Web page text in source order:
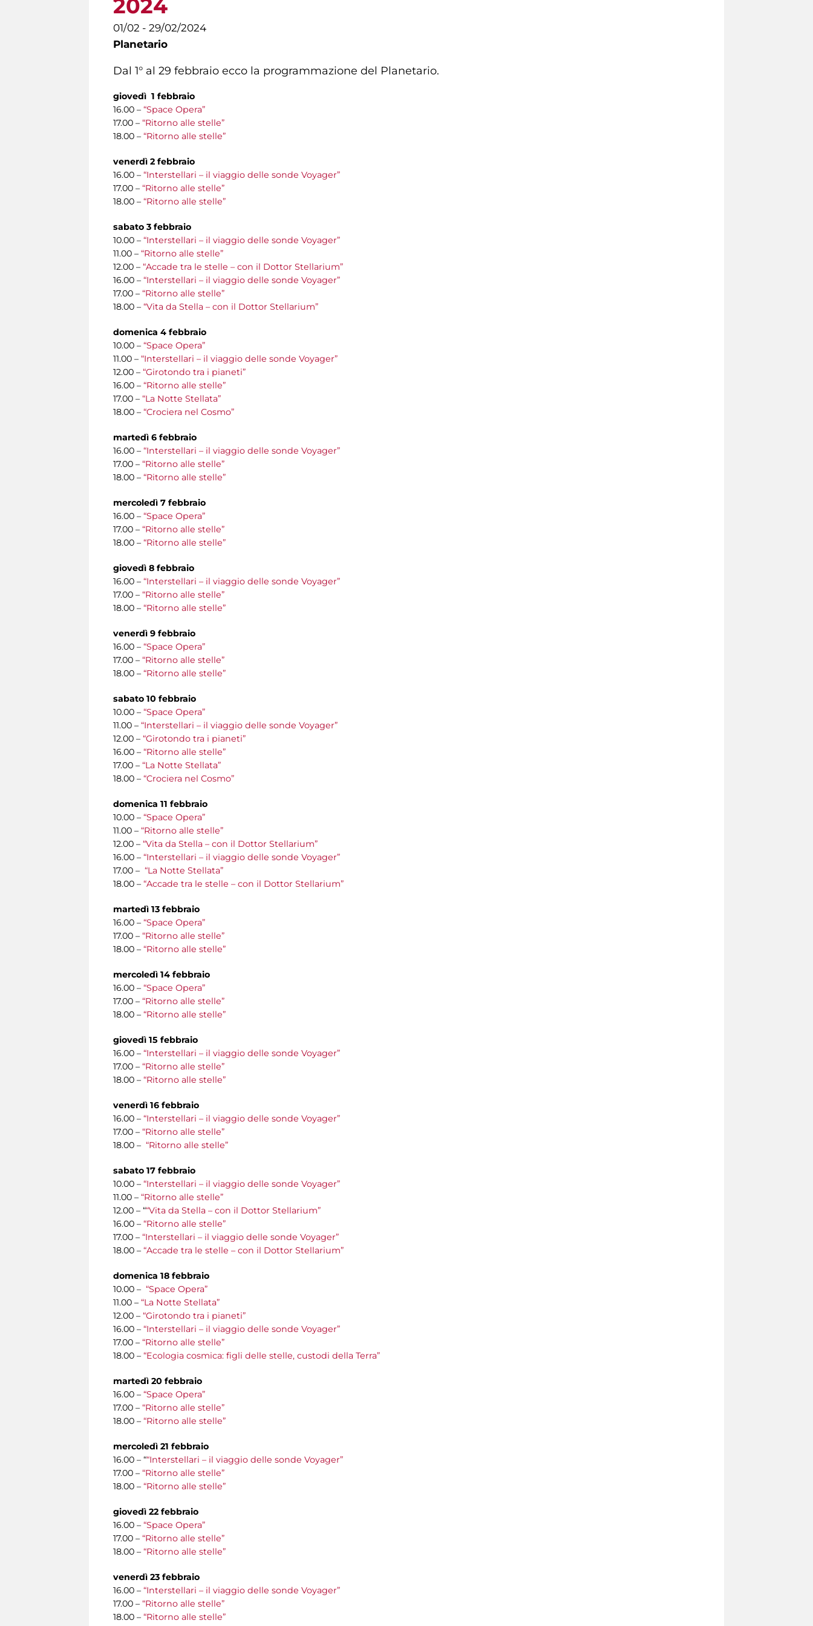
2024
01/02 - 29/02/2024
Planetario
Dal 1° al 29 febbraio ecco la programmazione del Planetario.
giovedì 1 febbraio
16.00 – “Space Opera”
17.00 – “Ritorno alle stelle”
18.00 – “Ritorno alle stelle”
venerdì 2 febbraio
16.00 – “Interstellari – il viaggio delle sonde Voyager”
17.00 – “Ritorno alle stelle”
18.00 – “Ritorno alle stelle”
sabato 3 febbraio
10.00 – “Interstellari – il viaggio delle sonde Voyager”
11.00 – “Ritorno alle stelle”
12.00 – “Accade tra le stelle – con il Dottor Stellarium”
16.00 – “Interstellari – il viaggio delle sonde Voyager”
17.00 – “Ritorno alle stelle”
18.00 – “Vita da Stella – con il Dottor Stellarium”
domenica 4 febbraio
10.00 – “Space Opera”
11.00 – “Interstellari – il viaggio delle sonde Voyager”
12.00 – “Girotondo tra i pianeti”
16.00 – “Ritorno alle stelle”
17.00 – “La Notte Stellata”
18.00 – “Crociera nel Cosmo”
martedì 6 febbraio
16.00 – “Interstellari – il viaggio delle sonde Voyager”
17.00 – “Ritorno alle stelle”
18.00 – “Ritorno alle stelle”
mercoledì 7 febbraio
16.00 – “Space Opera”
17.00 – “Ritorno alle stelle”
18.00 – “Ritorno alle stelle”
giovedì 8 febbraio
16.00 – “Interstellari – il viaggio delle sonde Voyager”
17.00 – “Ritorno alle stelle”
18.00 – “Ritorno alle stelle”
venerdì 9 febbraio
16.00 – “Space Opera”
17.00 – “Ritorno alle stelle”
18.00 – “Ritorno alle stelle”
sabato 10 febbraio
10.00 – “Space Opera”
11.00 – “Interstellari – il viaggio delle sonde Voyager”
12.00 – “Girotondo tra i pianeti”
16.00 – “Ritorno alle stelle”
17.00 – “La Notte Stellata”
18.00 – “Crociera nel Cosmo”
domenica 11 febbraio
10.00 – “Space Opera”
11.00 – “Ritorno alle stelle”
12.00 – “Vita da Stella – con il Dottor Stellarium”
16.00 – “Interstellari – il viaggio delle sonde Voyager”
17.00 – “La Notte Stellata”
18.00 – “Accade tra le stelle – con il Dottor Stellarium”
martedì 13 febbraio
16.00 – “Space Opera”
17.00 – “Ritorno alle stelle”
18.00 – “Ritorno alle stelle”
mercoledì 14 febbraio
16.00 – “Space Opera”
17.00 – “Ritorno alle stelle”
18.00 – “Ritorno alle stelle”
giovedì 15 febbraio
16.00 – “Interstellari – il viaggio delle sonde Voyager”
17.00 – “Ritorno alle stelle”
18.00 – “Ritorno alle stelle”
venerdì 16 febbraio
16.00 – “Interstellari – il viaggio delle sonde Voyager”
17.00 – “Ritorno alle stelle”
18.00 – “Ritorno alle stelle”
sabato 17 febbraio
10.00 – “Interstellari – il viaggio delle sonde Voyager”
11.00 – “Ritorno alle stelle”
12.00 – ““Vita da Stella – con il Dottor Stellarium”
16.00 – “Ritorno alle stelle”
17.00 – “Interstellari – il viaggio delle sonde Voyager”
18.00 – “Accade tra le stelle – con il Dottor Stellarium”
domenica 18 febbraio
10.00 – “Space Opera”
11.00 – “La Notte Stellata”
12.00 – “Girotondo tra i pianeti”
16.00 – “Interstellari – il viaggio delle sonde Voyager”
17.00 – “Ritorno alle stelle”
18.00 – “Ecologia cosmica: figli delle stelle, custodi della Terra”
martedì 20 febbraio
16.00 – “Space Opera”
17.00 – “Ritorno alle stelle”
18.00 – “Ritorno alle stelle”
mercoledì 21 febbraio
16.00 – ““Interstellari – il viaggio delle sonde Voyager”
17.00 – “Ritorno alle stelle”
18.00 – “Ritorno alle stelle”
giovedì 22 febbraio
16.00 – “Space Opera”
17.00 – “Ritorno alle stelle”
18.00 – “Ritorno alle stelle”
venerdì 23 febbraio
16.00 – “Interstellari – il viaggio delle sonde Voyager”
17.00 – “Ritorno alle stelle”
18.00 – “Ritorno alle stelle”